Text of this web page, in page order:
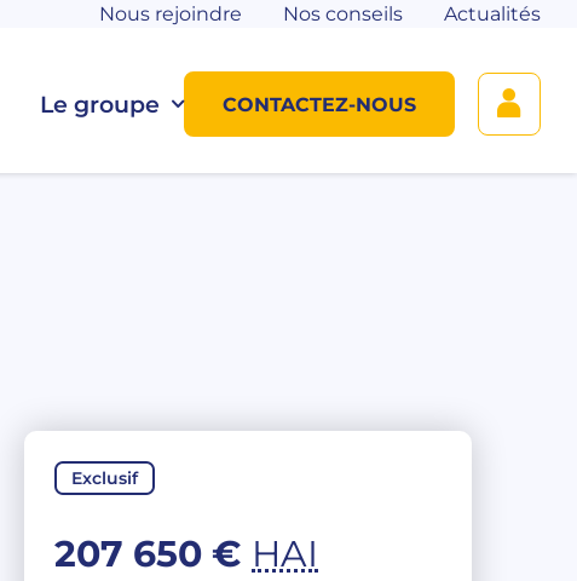
Le groupe
Nous rejoindre Nos conseils Actualités
CONTACTEZ-NOUS
Exclusif
207 650 € HAI